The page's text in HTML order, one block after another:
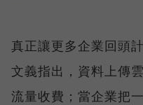
真正讓更多企業回頭
文義指出，資料上傳
流量收費；當企業把